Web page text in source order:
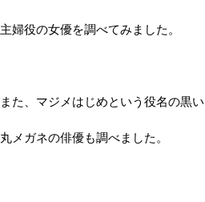
主婦役の女優を調べてみました。
また、マジメはじめという役名の黒い
丸メガネの俳優も調べました。